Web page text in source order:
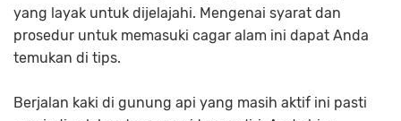
yang layak untuk dijelajahi. Mengenai syarat dan
prosedur untuk memasuki cagar alam ini dapat Anda
temukan di tips.
Berjalan kaki di gunung api yang masih aktif ini pasti